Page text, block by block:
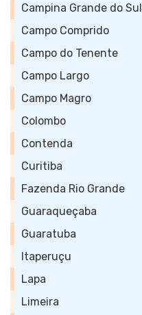
Campina Grande do Sul
Campo Comprido
Campo do Tenente
Campo Largo
Campo Magro
Colombo
Contenda
Curitiba
Fazenda Rio Grande
Guaraqueçaba
Guaratuba
Itaperuçu
Lapa
Limeira